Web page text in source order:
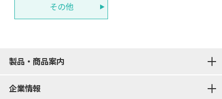
その他
製品・商品案内
企業情報